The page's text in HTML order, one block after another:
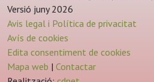
Versió juny 2026
Avis legal i Política de privacitat
Avís de cookies
Edita consentiment de cookies
Mapa web | Contactar